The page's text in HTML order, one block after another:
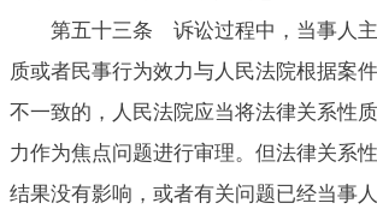
第五十三条 诉讼过程中，当事人
质或者民事行为效力与人民法院根据案
不一致的，人民法院应当将法律关系性
力作为焦点问题进行审理。但法律关系
结果没有影响，或者有关问题已经当事